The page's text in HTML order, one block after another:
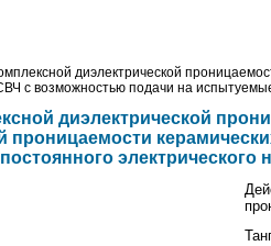
диэлектрической
с возможностью подачи на
диэлектрической
проницаемости
электрического